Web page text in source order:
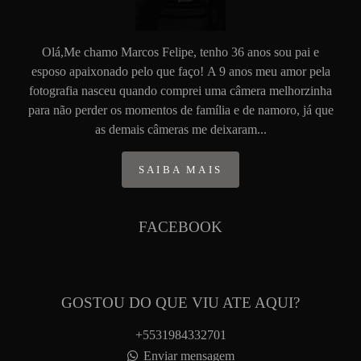
Olá,Me chamo Marcos Felipe, tenho 36 anos sou pai e
esposo apaixonado pelo que faço! A 9 anos meu amor pela
fotografia nasceu quando comprei uma câmera melhorzinha
para não perder os momentos de família e de namoro, já que
as demais câmeras me deixaram...
SAIBA MAIS
FACEBOOK
GOSTOU DO QUE VIU ATE AQUI?
+5531984332701
Enviar mensagem